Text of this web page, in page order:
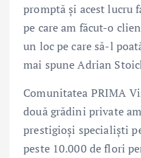
promptă și acest lucru
pe care am făcut-o
un loc pe care să-l
mai spune Adrian
Comunitatea PRIMA
două grădini private
prestigioși specialiști
peste 10.000 de flori